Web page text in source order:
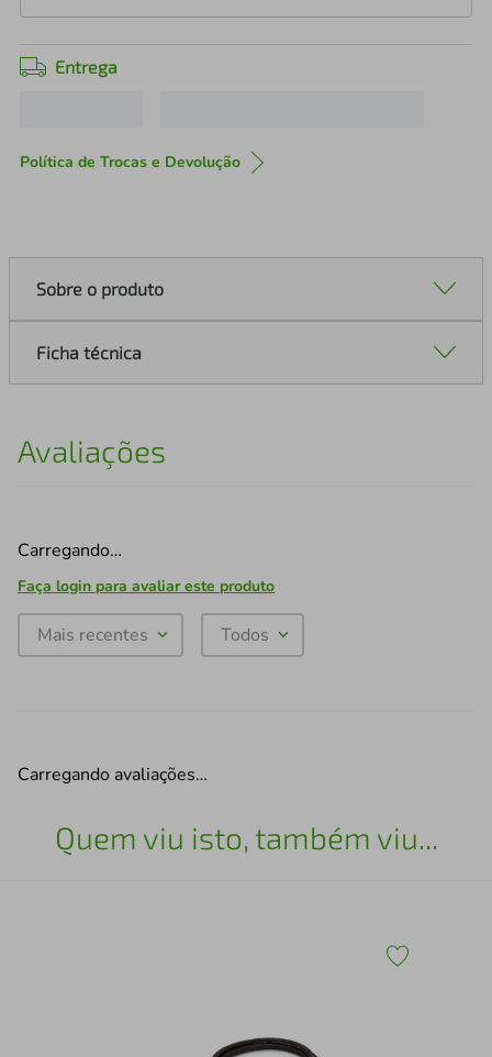
Entrega
Política de Trocas e Devolução
Sobre o produto
Ficha técnica
Avaliações
Carregando…
Faça login para avaliar este produto
Mais recentes Todos
Carregando avaliações…
Quem viu isto, também viu...